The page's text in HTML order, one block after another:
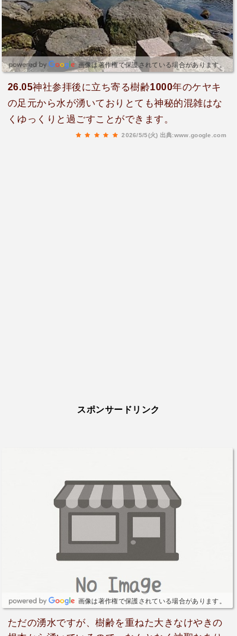
画像は著作権で保護されている場合があります。
26.05神社参拝後に立ち寄る樹齢1000年のケヤキ
の足元から水が湧いておりとても神秘的混雑はな
くゆっくりと過ごすことができます。
2026/5/5(火) 出典:www.google.com
スポンサードリンク
画像は著作権で保護されている場合があります。
ただの湧水ですが、樹齢を重ねた大きなけやきの